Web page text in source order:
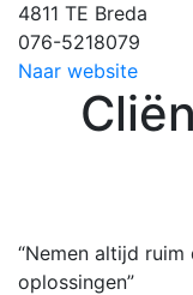
4811 TE Breda
076-5218079
Naar website
“Nemen altijd
oplossingen”